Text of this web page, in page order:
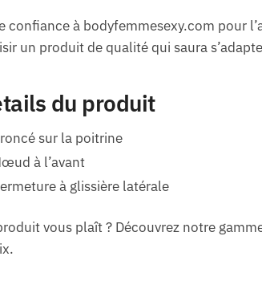
confiance à bodyfemmesexy.com pour
un produit de qualité qui saura
du produit
sur la poitrine
à l’avant
à glissière latérale
vous plaît ? Découvrez notre